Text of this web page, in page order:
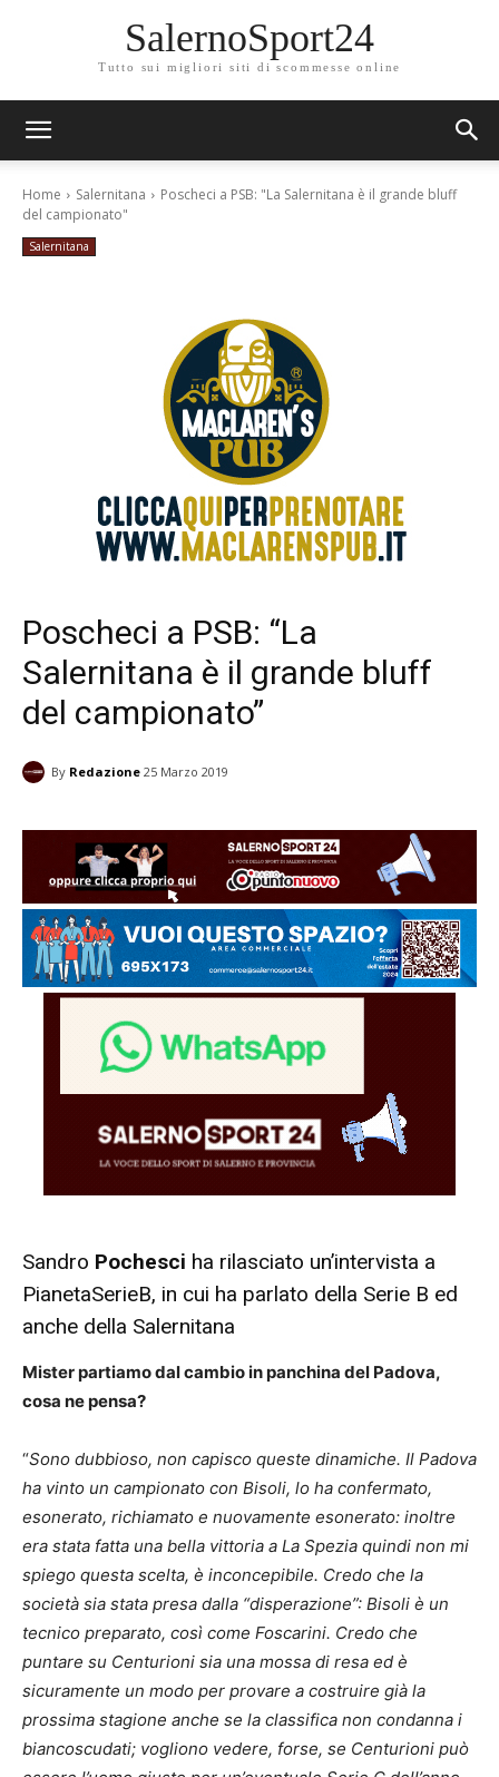
SalernoSport24
Tutto sui migliori siti di scommesse online
Home Salernitana
Poscheci a PSB: "La Salernitana è il grande bluff
del campionato"
Salernitana
Poscheci a PSB: “La
Salernitana è il grande bluff
del campionato”
By Redazione 25 Marzo 2019
Sandro Pochesci ha rilasciato un’intervista a
PianetaSerieB, in cui ha parlato della Serie B ed
anche della Salernitana
Mister partiamo dal cambio in panchina del Padova,
cosa ne pensa?
“Sono dubbioso, non capisco queste dinamiche. Il Padova
ha vinto un campionato con Bisoli, lo ha confermato,
esonerato, richiamato e nuovamente esonerato: inoltre
era stata fatta una bella vittoria a La Spezia quindi non mi
spiego questa scelta, è inconcepibile. Credo che la
società sia stata presa dalla “disperazione”: Bisoli è un
tecnico preparato, così come Foscarini. Credo che
puntare su Centurioni sia una mossa di resa ed è
sicuramente un modo per provare a costruire già la
prossima stagione anche se la classifica non condanna i
biancoscudati; vogliono vedere, forse, se Centurioni può